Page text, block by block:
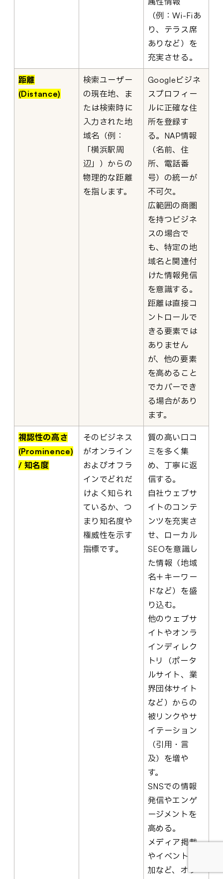
（例：Wi-Fiあ
り、テラス席
ありなど）を
充実させる。
距離
(Distance)
検索ユーザー
の現在地、ま
たは検索時に
入力された地
域名（例：
「横浜駅周
辺」）からの
物理的な距離
を指します。
Googleビジネ
スプロフィー
ルに正確な住
所を登録す
る。NAP情報
（名前、住
所、電話番
号）の統一が
不可欠。
広範囲の商圏
を持つビジネ
スの場合で
も、特定の地
域名と関連付
けた情報発信
を意識する。
距離は直接コ
ントロールで
きる要素では
ありません
が、他の要素
を高めること
でカバーでき
る場合があり
ます。
視認性の高さ
(Prominence)
/ 知名度
そのビジネス
がオンライン
およびオフラ
インでどれだ
けよく知られ
ているか、つ
まり知名度や
権威性を示す
指標です。
質の高い口コ
ミを多く集
め、丁寧に返
信する。
自社ウェブサ
イトのコンテ
ンツを充実さ
せ、ローカル
SEOを意識し
た情報（地域
名＋キーワー
ドなど）を盛
り込む。
他のウェブサ
イトやオンラ
インディレク
トリ（ポータ
ルサイト、業
界団体サイト
など）からの
被リンクやサ
イテーション
（引用・言
及）を増や
す。
SNSでの情報
発信やエンゲ
ージメントを
高める。
メディア掲載
やイベント参
加など、オフ